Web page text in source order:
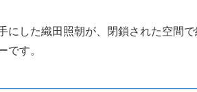
にした織田照朝が、閉鎖された空間
です。